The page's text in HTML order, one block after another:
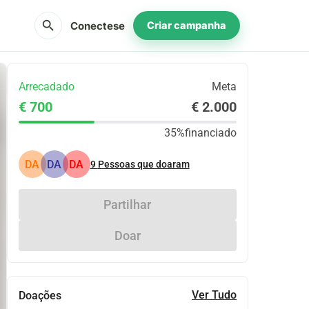
search Conectese Criar campanha
Arrecadado Meta
€ 700 € 2.000
35%financiado
DA DA DA 9 Pessoas que doaram
Partilhar
Doar
Doações Ver Tudo